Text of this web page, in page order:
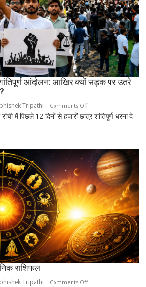
जी’
को
भावभीनी
श्रद्धांजलि,
बड़ी
संख्या
में
जुटे
प्रबुद्धजन
आंदोलन: आखिर क्यों सड़क पर उतरे
Tripathi Comments Offon
झारखंड
शांतिपूर्ण
आंदोलन:
आखिर
क्यों
सड़क
पर
उतरे
युवा,
क्या
हैं
उनकी
में पिछले 12 दिनों से हजारों छात्र शांतिपूर्ण धरना दे
राशिफल
Tripathi Comments Offon